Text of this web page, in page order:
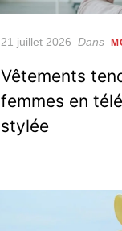
Posted
21 juillet 2026 Dans
Vêtements
femmes en
stylée